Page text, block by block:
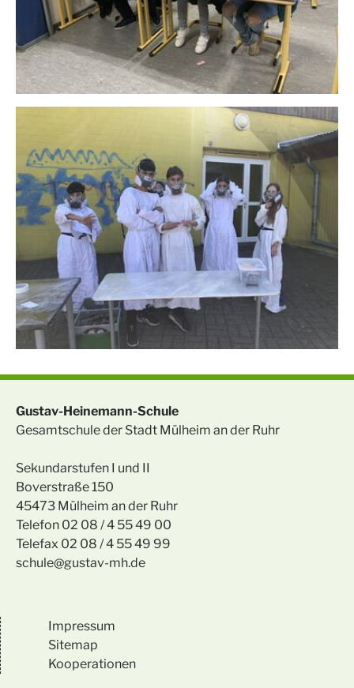
Gustav-Heinemann-Schule
Gesamtschule der Stadt Mülheim an der Ruhr
Sekundarstufen I und II
Boverstraße 150
45473 Mülheim an der Ruhr
Telefon 02 08 / 4 55 49 00
Telefax 02 08 / 4 55 49 99
schule@gustav-mh.de
Impressum
Sitemap
Kooperationen